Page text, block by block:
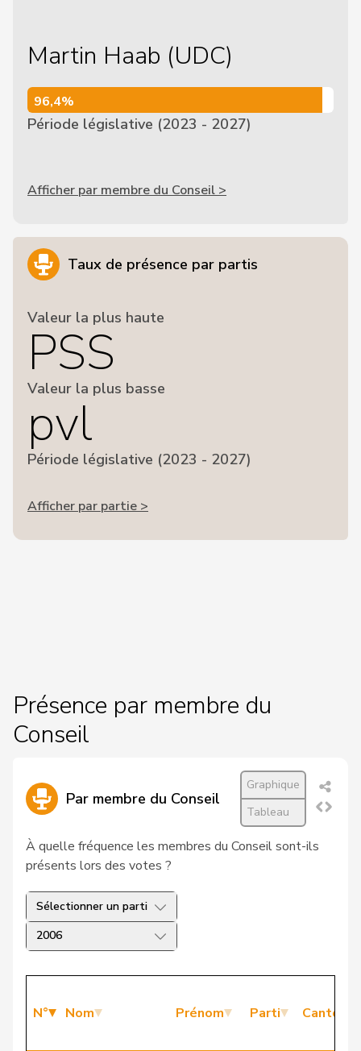
Martin Haab (UDC)
96,4%
96,4%
Période législative (2023 - 2027)
Afficher par membre du Conseil >
Taux de présence par partis
Valeur la plus haute
PSS
Valeur la plus basse
pvl
Période législative (2023 - 2027)
Afficher par partie >
Présence par membre du
Conseil
Par membre du Conseil
Graphique
Tableau
À quelle fréquence les membres du Conseil sont-ils
présents lors des votes ?
Sélectionner un parti
2006
N° Nom Prénom Parti Canton